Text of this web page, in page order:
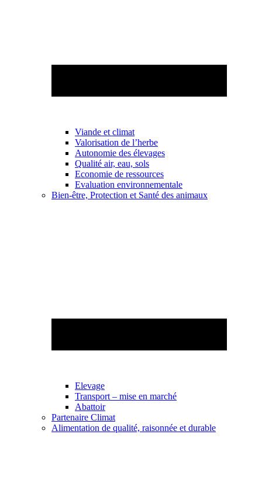
Viande et climat
Valorisation de l’herbe
Autonomie des élevages
Qualité air, eau, sols
Economie de ressources
Evaluation environnementale
Bien-être, Protection et Santé des animaux
Elevage
Transport – mise en marché
Abattoir
Partenaire Climat
Alimentation de qualité, raisonnée et durable